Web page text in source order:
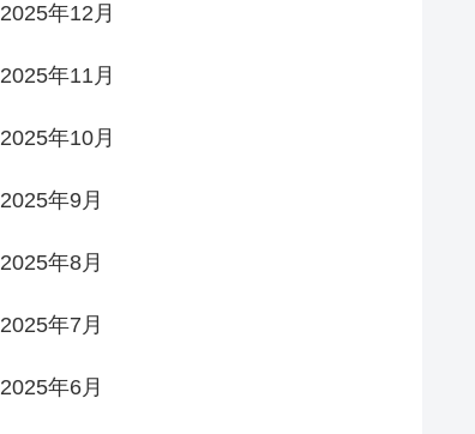
2025年12月
2025年11月
2025年10月
2025年9月
2025年8月
2025年7月
2025年6月